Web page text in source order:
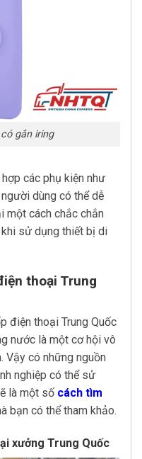
gắn iring
các phụ kiện như
dùng có thể dễ
một cách chắc chắn
sử dụng thiết bị di
thoại Trung
điện thoại Trung Quốc
nước là một cơ hội vô
Vậy có những nguồn
nghiệp có thể sử
là một số cách tìm
bạn có thể tham khảo.
xưởng Trung Quốc